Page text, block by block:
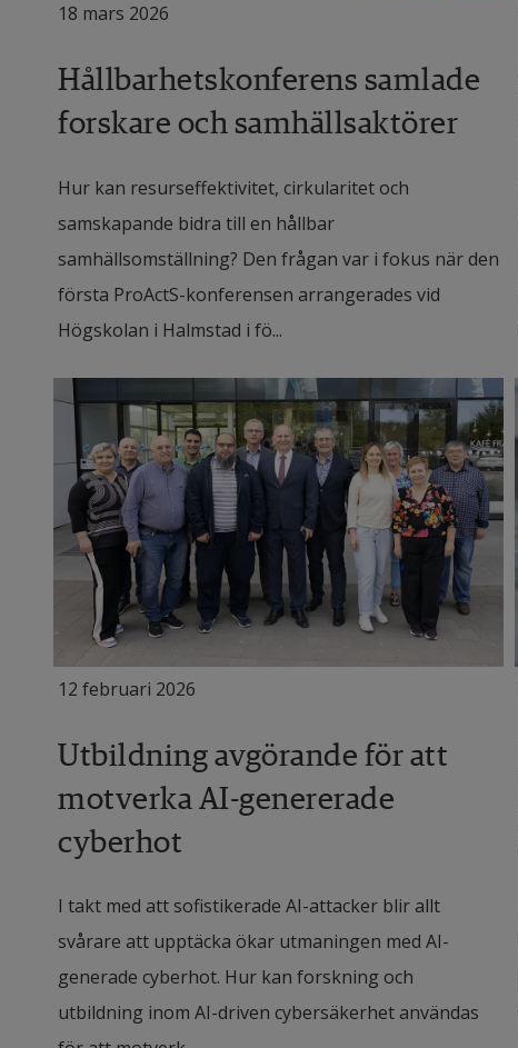
18 mars 2026
Hållbarhetskonferens samlade
forskare och samhällsaktörer
Hur kan resurseffektivitet, cirkularitet och
samskapande bidra till en hållbar
samhällsomställning? Den frågan var i fokus när den
första ProActS-konferensen arrangerades vid
Högskolan i Halmstad i fö...
12 februari 2026
Utbildning avgörande för att
motverka AI-genererade
cyberhot
I takt med att sofistikerade AI-attacker blir allt
svårare att upptäcka ökar utmaningen med AI-
generade cyberhot. Hur kan forskning och
utbildning inom AI-driven cybersäkerhet användas